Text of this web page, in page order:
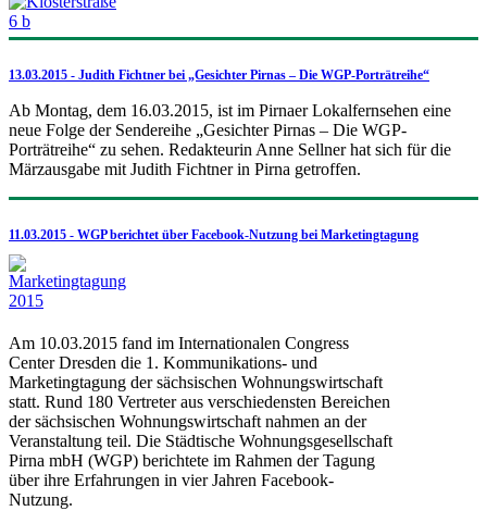
13.03.2015 - Judith Fichtner bei „Gesichter Pirnas – Die WGP-Porträtreihe“
Ab Montag, dem 16.03.2015, ist im Pirnaer Lokalfernsehen eine
neue Folge der Sendereihe „Gesichter Pirnas – Die WGP-
Porträtreihe“ zu sehen. Redakteurin Anne Sellner hat sich für die
Märzausgabe mit Judith Fichtner in Pirna getroffen.
11.03.2015 - WGP berichtet über Facebook-Nutzung bei Marketingtagung
Am 10.03.2015 fand im Internationalen Congress
Center Dresden die 1. Kommunikations- und
Marketingtagung der sächsischen Wohnungswirtschaft
statt. Rund 180 Vertreter aus verschiedensten Bereichen
der sächsischen Wohnungswirtschaft nahmen an der
Veranstaltung teil. Die Städtische Wohnungsgesellschaft
Pirna mbH (WGP) berichtete im Rahmen der Tagung
über ihre Erfahrungen in vier Jahren Facebook-
Nutzung.